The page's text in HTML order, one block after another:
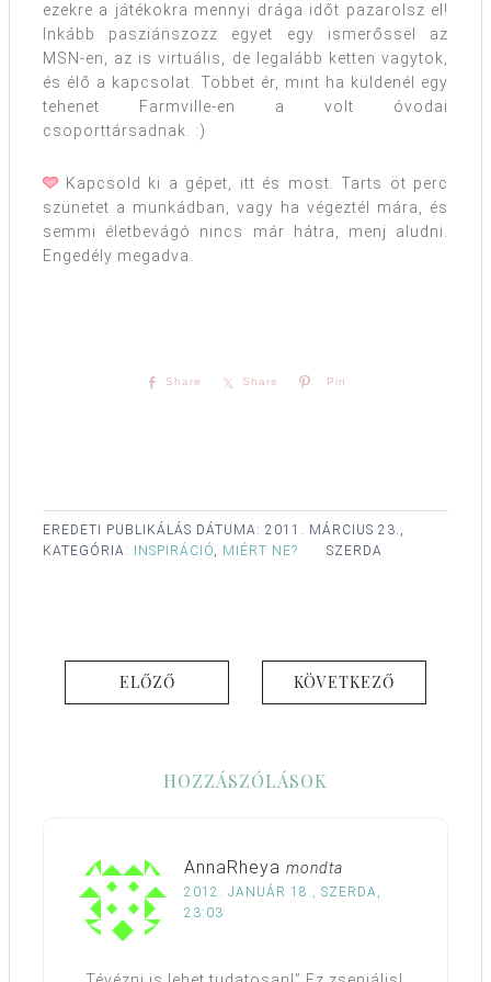
ezekre a játékokra mennyi drága időt pazarolsz el!
Inkább pasziánszozz egyet egy ismerőssel az
MSN-en, az is virtuális, de legalább ketten vagytok,
és élő a kapcsolat. Többet ér, mint ha küldenél egy
tehenet Farmville-en a volt óvodai
csoporttársadnak. :)
Kapcsold ki a gépet, itt és most. Tarts öt perc
szünetet a munkádban, vagy ha végeztél mára, és
semmi életbevágó nincs már hátra, menj aludni.
Engedély megadva.
Share Share Pin
EREDETI PUBLIKÁLÁS DÁTUMA: 2011. MÁRCIUS 23.,
SZERDA
KATEGÓRIA: INSPIRÁCIÓ, MIÉRT NE?
ELŐZŐ KÖVETKEZŐ
HOZZÁSZÓLÁSOK
AnnaRheya mondta
2012. JANUÁR 18., SZERDA,
23:03